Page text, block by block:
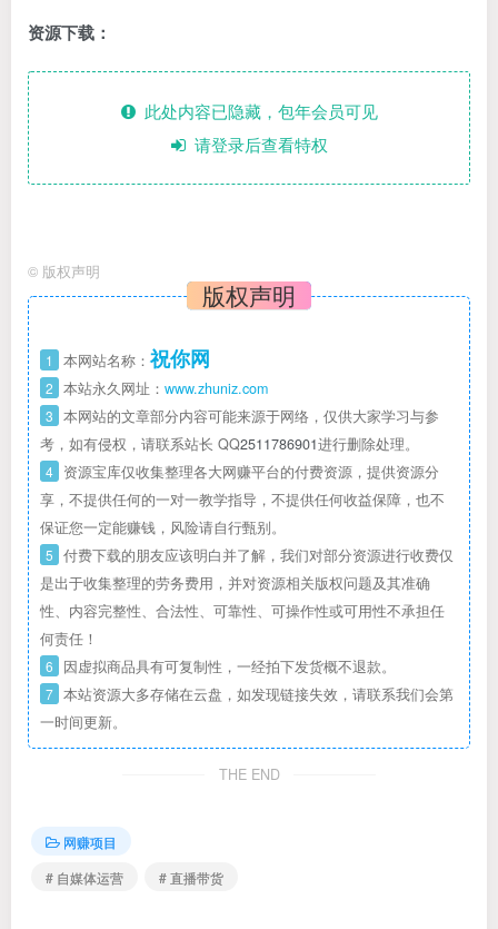
资源下载：
此处内容已隐藏，包年会员可见
请登录后查看特权
© 版权声明
版权声明
1 本网站名称： 祝你网
2 本站永久网址： www.zhuniz.com
3 本网站的文章部分内容可能来源于网络，仅供大家学习与参
考，如有侵权，请联系站长 QQ2511786901进行删除处理。
4 资源宝库仅收集整理各大网赚平台的付费资源，提供资源分
享，不提供任何的一对一教学指导，不提供任何收益保障，也不
保证您一定能赚钱，风险请自行甄别。
5 付费下载的朋友应该明白并了解，我们对部分资源进行收费仅
是出于收集整理的劳务费用，并对资源相关版权问题及其准确
性、内容完整性、合法性、可靠性、可操作性或可用性不承担任
何责任！
6 因虚拟商品具有可复制性，一经拍下发货概不退款。
7 本站资源大多存储在云盘，如发现链接失效，请联系我们会第
一时间更新。
THE END
网赚项目
# 自媒体运营
# 直播带货